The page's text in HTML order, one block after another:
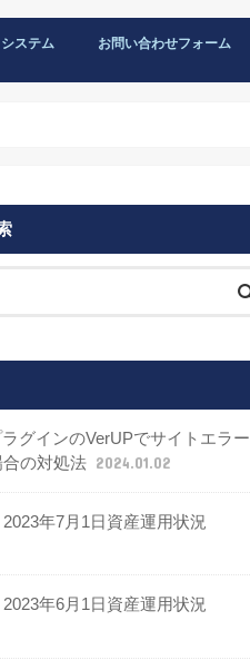
システム お問い合わせフォーム
グインのVerUPでサイトエラー
の対処法 2024.01.02
2023年7月1日資産運用状況
2023年6月1日資産運用状況